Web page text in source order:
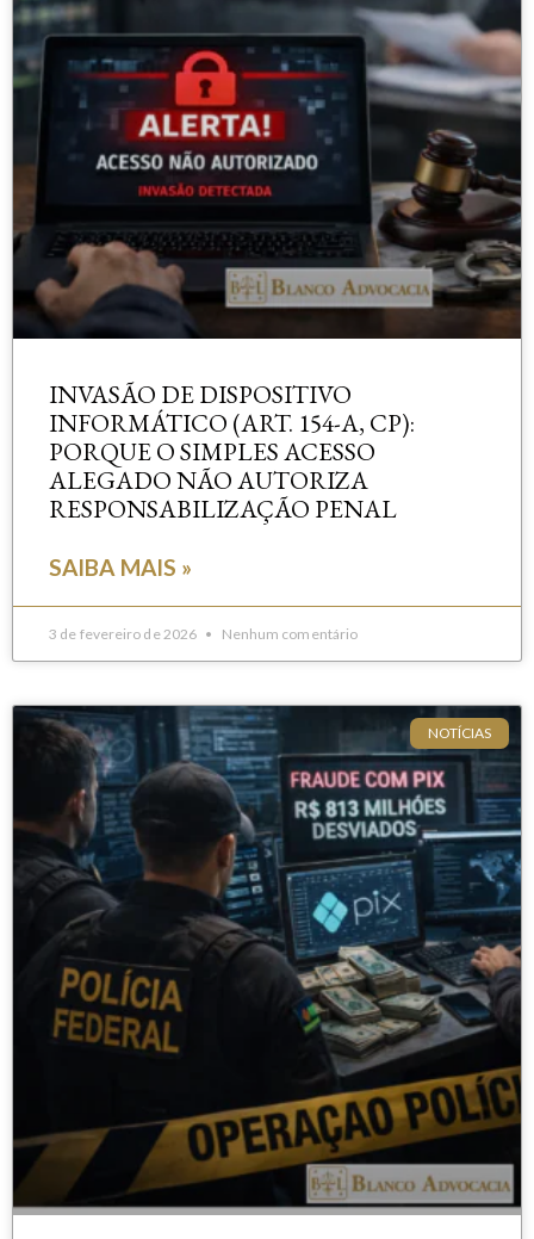
INVASÃO DE DISPOSITIVO
INFORMÁTICO (ART. 154-A, CP):
PORQUE O SIMPLES ACESSO
ALEGADO NÃO AUTORIZA
RESPONSABILIZAÇÃO PENAL
SAIBA MAIS »
3 de fevereiro de 2026 Nenhum comentário
NOTÍCIAS